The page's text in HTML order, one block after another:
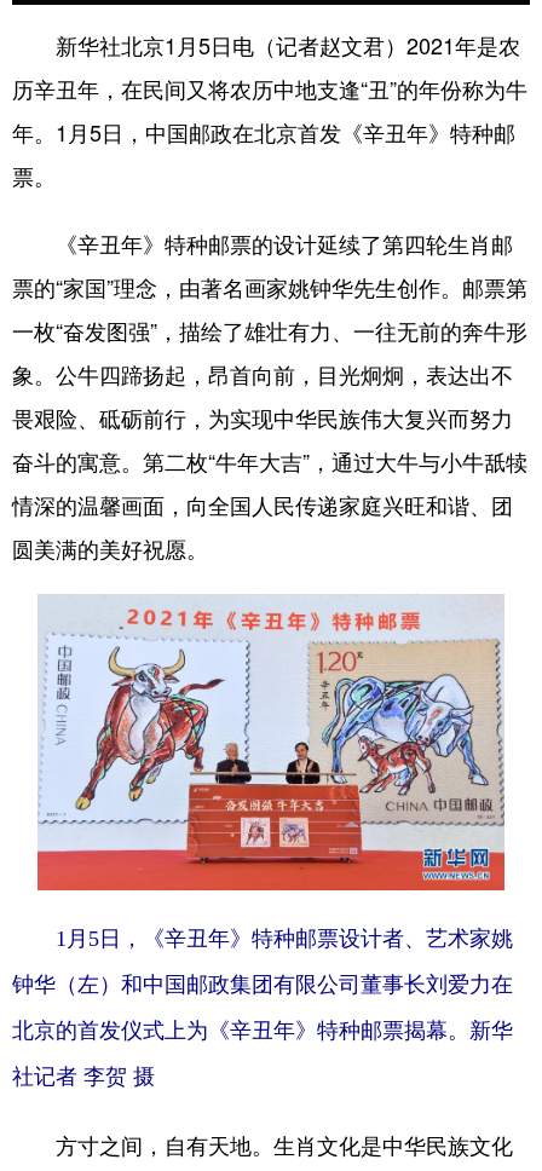
学术中国 乡村振兴 银龄 溯源中国
城市 旅游 能源 会展
地方频道
北京 天津 河北 山西
辽宁 吉林 上海 江苏
浙江 安徽 福建 江西
山东 河南 湖北 湖南
广东 广西
贵州 云南
陕西 青海
新疆 内蒙古 黑龙江
多语种频道
Español Français عربى
新华社北京1月5日电（记者赵文君）2021年是农
历辛丑年，在民间又将农历中地支逢“丑”的年份称为牛
年。1月5日，中国邮政在北京首发《辛丑年》特种邮
票。
《辛丑年》特种邮票的设计延续了第四轮生肖邮
票的“家国”理念，由著名画家姚钟华先生创作。邮票第
一枚“奋发图强”，描绘了雄壮有力、一往无前的奔牛形
象。公牛四蹄扬起，昂首向前，目光炯炯，表达出不
畏艰险、砥砺前行，为实现中华民族伟大复兴而努力
奋斗的寓意。第二枚“牛年大吉”，通过大牛与小牛舐犊
情深的温馨画面，向全国人民传递家庭兴旺和谐、团
圆美满的美好祝愿。
1月5日，《辛丑年》特种邮票设计者、艺术家姚
钟华（左）和中国邮政集团有限公司董事长刘爱力在
北京的首发仪式上为《辛丑年》特种邮票揭幕。新华
社记者 李贺 摄
方寸之间，自有天地。生肖文化是中华民族文化